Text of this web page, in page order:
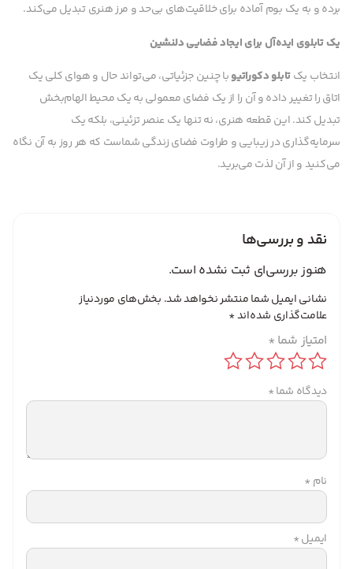
برده و به یک بوم آماده برای خلاقیت‌های بی‌حد و مرز هنری تبدیل می‌کند.
یک تابلوی ایده‌آل برای ایجاد فضایی دلنشین
انتخاب یکتابلو دکوراتیوبا چنین جزئیاتی، می‌تواند حال و هوای کلی یک
اتاق را تغییر داده و آن را از یک فضای معمولی به یک محیط الهام‌بخش
تبدیل کند. این قطعه هنری، نه تنها یک عنصر تزئینی، بلکه یک
سرمایه‌گذاری در زیبایی و طراوت فضای زندگی شماست که هر روز به آن نگاه
می‌کنید و از آن لذت می‌برید.
نقد و بررسی‌ها
هنوز بررسی‌ای ثبت نشده است.
نشانی ایمیل شما منتشر نخواهد شد. بخش‌های موردنیاز
علامت‌گذاری شده‌اند*
امتیاز شما *
دیدگاه شما*
نام *
ایمیل*